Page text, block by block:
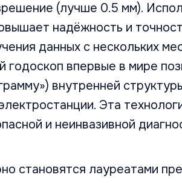
(лучше 0.5 мм).
надёжность и
данных с нескольких
годоскоп впервые в мире
внутренней
Эта
и неинвазивной
становятся лауреатами